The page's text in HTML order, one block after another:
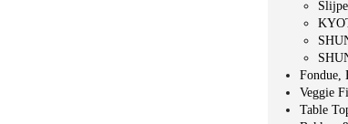
Fondue,
Veggie
Table